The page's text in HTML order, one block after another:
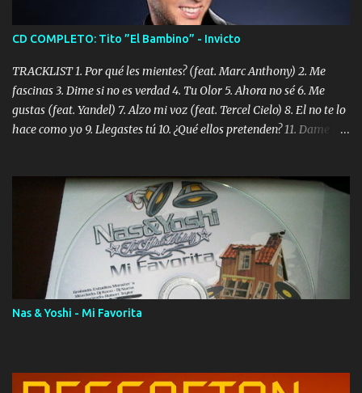
CD COMPLETO: Tito ”El Bambino” - Invicto
TRACKLIST 1. Por qué les mientes? (feat. Marc Anthony) 2. Me
fascinas 3. Dime si no es verdad 4. Tu Olor 5. Ahora no sé 6. Me
gustas (feat. Yandel) 7. Alzo mi voz (feat. Tercel Cielo) 8. El no te lo
hace como yo 9. Llegastes tú 10. ¿Qué ellos pretenden? 11. Dame la
Digital Booklet – Invicto ----------------------------- Nota:
Album proposto al massimo della qualità in formato iTunes Plus
AAC M4A; comprato su iTunes e a disposizione vostra per il
download. REGGAETON ITALIA Nosotros Somos Los Del
Momento!
Nas & Yoshi - Mi Favorita